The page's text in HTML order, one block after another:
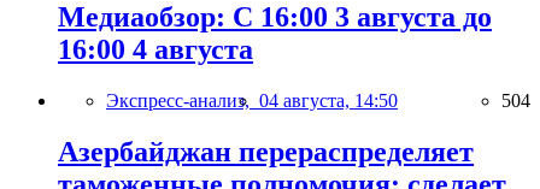
Медиаобзор: С 16:00 3 августа до
16:00 4 августа
Экспресс-анализ, 04 августа, 14:50 504
Азербайджан перераспределяет